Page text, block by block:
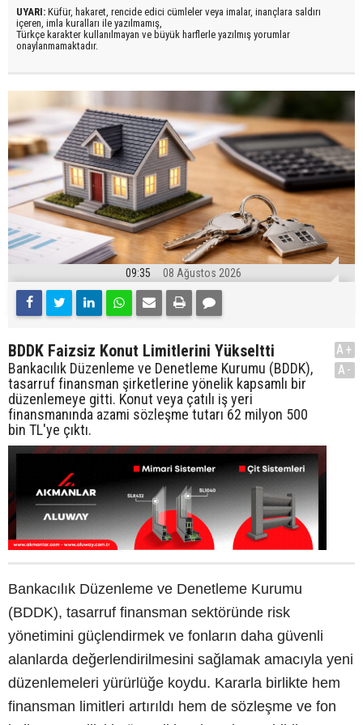
UYARI: Küfür, hakaret, rencide edici cümleler veya imalar, inançlara saldırı
içeren, imla kuralları ile yazılmamış,
Türkçe karakter kullanılmayan ve büyük harflerle yazılmış yorumlar
onaylanmamaktadır.
09:35 08 Ağustos 2026
BDDK Faizsiz Konut Limitlerini Yükseltti
Bankacılık Düzenleme ve Denetleme Kurumu (BDDK),
tasarruf finansman şirketlerine yönelik kapsamlı bir
düzenlemeye gitti. Konut veya çatılı iş yeri
finansmanında azami sözleşme tutarı 62 milyon 500
bin TL'ye çıktı.
A+
A-
Bankacılık Düzenleme ve Denetleme Kurumu
(BDDK), tasarruf finansman sektöründe risk
yönetimini güçlendirmek ve fonların daha güvenli
alanlarda değerlendirilmesini sağlamak amacıyla yeni
düzenlemeleri yürürlüğe koydu. Kararla birlikte hem
finansman limitleri artırıldı hem de sözleşme ve fon